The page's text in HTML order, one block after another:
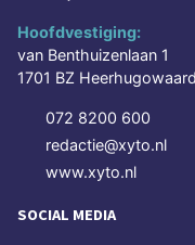
Hoofdvestiging:
van Benthuizenlaan 1
1701 BZ Heerhugowaard
072 8200 600
redactie@xyto.nl
www.xyto.nl
SOCIAL MEDIA